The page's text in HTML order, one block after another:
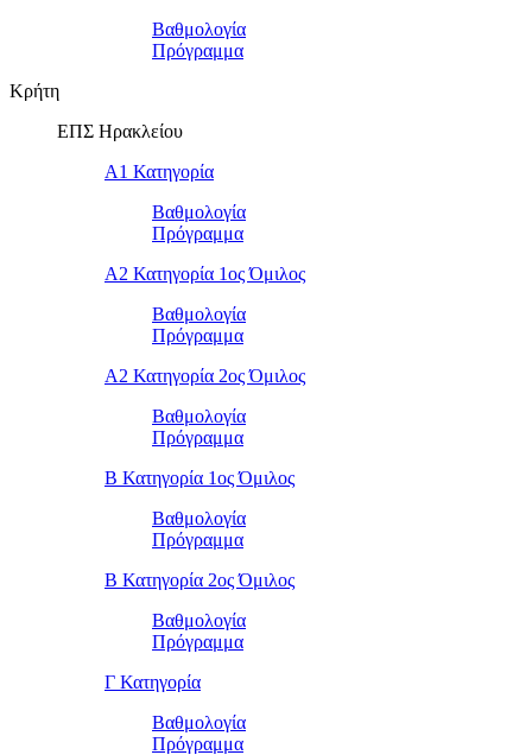
Βαθμολογία
Πρόγραμμα
Κρήτη
ΕΠΣ Ηρακλείου
Α1 Κατηγορία
Βαθμολογία
Πρόγραμμα
Α2 Κατηγορία 1ος Όμιλος
Βαθμολογία
Πρόγραμμα
Α2 Κατηγορία 2ος Όμιλος
Βαθμολογία
Πρόγραμμα
Β Κατηγορία 1ος Όμιλος
Βαθμολογία
Πρόγραμμα
Β Κατηγορία 2ος Όμιλος
Βαθμολογία
Πρόγραμμα
Γ Κατηγορία
Βαθμολογία
Πρόγραμμα